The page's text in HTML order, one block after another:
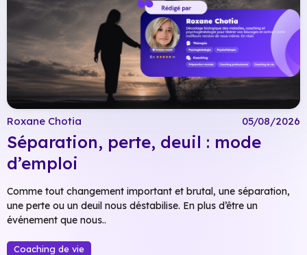
Roxane Chotia 05/08/2026
Séparation, perte, deuil : mode
d’emploi
Comme tout changement important et brutal, une séparation,
une perte ou un deuil nous déstabilise. En plus d’être un
événement que nous..
Coaching de vie